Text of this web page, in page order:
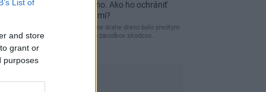
List of
and store
grant or
purposes
a môže vás vyjsť draho. Ako ho ochrániť
pred hnitím a škodcami?
clovek by cakal ze vysusene drahe drevo bolo predtym
naparovane aby sa zbavilo zarodkov skodcov...